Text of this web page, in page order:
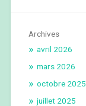
Archives
avril 2026
mars 2026
octobre 2025
juillet 2025